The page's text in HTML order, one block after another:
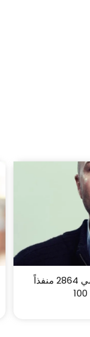
نفس الهيئة التنظيمية التي تحصي 2864 منفذاً